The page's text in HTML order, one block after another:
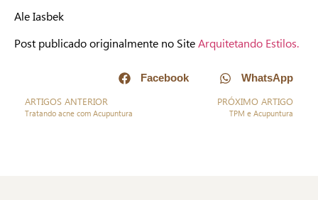
Ale Iasbek
Post publicado originalmente no SiteArquitetando Estilos.
Facebook
WhatsApp
ARTIGOS ANTERIOR
Tratando acne com Acupuntura
PRÓXIMO ARTIGO
TPM e Acupuntura